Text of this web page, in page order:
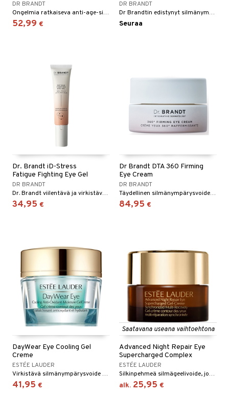
DR BRANDT
Ongelmia ratkaiseva anti-age-silmänympärysvoide Dr Brandtilta
52,99 €
DR BRANDT
Dr Brandtin edistynyt silmänympärysgeeli, joka pienentää silmäpusseja ja tummutta silmänympäristössä
Seuraa
Dr. Brandt iD-Stress
Fatigue Fighting Eye Gel
DR BRANDT
Dr. Brandt viilentävä ja virkistävä silmänympärysvoide väsyneille silmille
34,95 €
Dr Brandt DTA 360 Firming
Eye Cream
DR BRANDT
Täydellinen silmänympärysvoide, joka perustuu tutkimukseen uudistavan ihonhoidon alalla ja nuorentaa näkyvästi koko silmänympärysihoa, myös silmäluomien ihoa.
84,95 €
DayWear Eye Cooling Gel
Creme
ESTÉE LAUDER
Virkistävä silmänympärysvoide raikkaille, virkeille silmille Estée Lauderilta
41,95 €
Saatavana useana vaihtoehtona
Advanced Night Repair Eye
Supercharged Complex
ESTÉE LAUDER
Silkinpehmeä silmägeelivoide, joka kirkastaa tummia silmänalusia vain 2 viikossa, kaksoisvaikutuksella torjuakseen vapaiden radikaalien näkyviä vaikutuksia.
alk. 25,95 €